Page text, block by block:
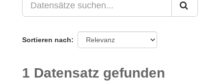
Sortieren nach
1 Datensatz gefunden